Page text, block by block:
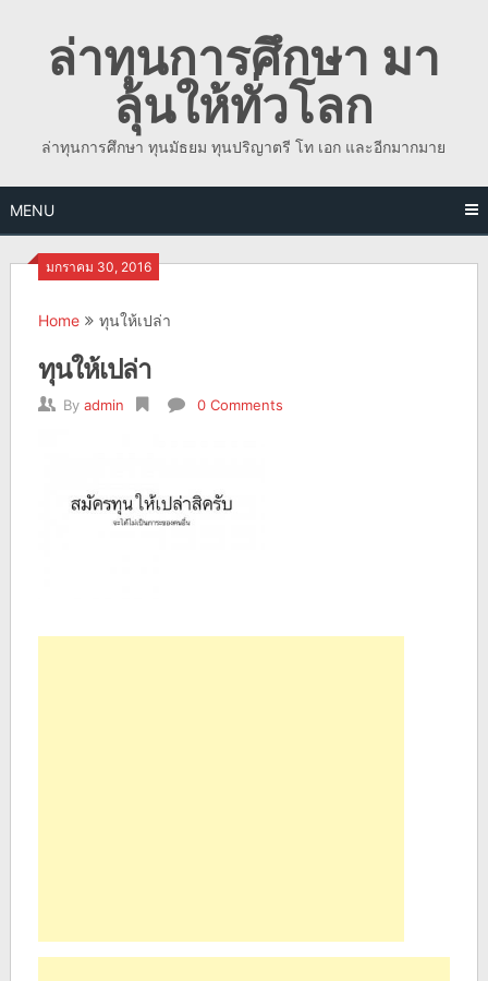
contentล่าทุนการศึกษา มา
ลุ้นให้ทั่วโลก
ล่าทุนการศึกษา ทุนมัธยม ทุนปริญาตรี โท เอก และอีกมากมาย
MENU
มกราคม 30, 2016
Home ทุนให้เปล่า
ทุนให้เปล่า
By admin 0 Comments